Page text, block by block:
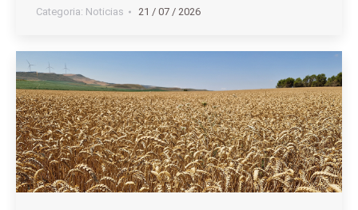
Categoria: Noticias 21 / 07 / 2026